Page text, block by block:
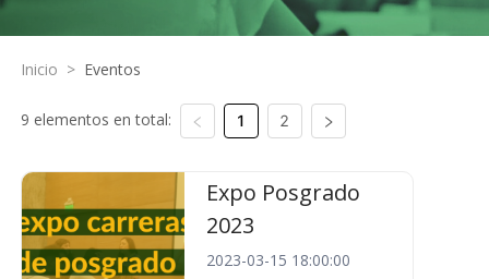
Inicio > Eventos
9 elementos en total: 1 2
Expo Posgrado
2023
2023-03-15 18:00:00